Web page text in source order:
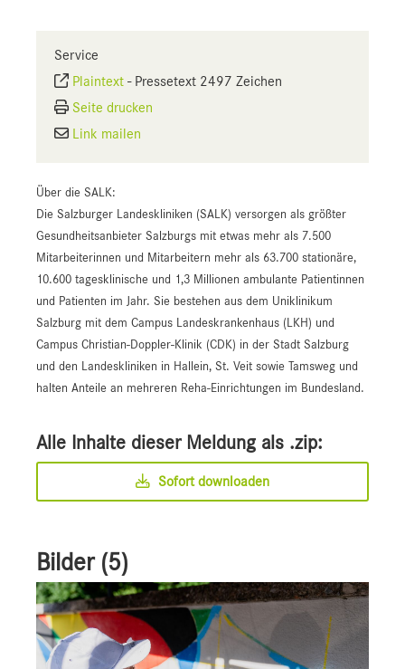
Service
Plaintext - Pressetext 2497 Zeichen
Seite drucken
Link mailen
Über die SALK:
Die Salzburger Landeskliniken (SALK) versorgen als größter
Gesundheitsanbieter Salzburgs mit etwas mehr als 7.500
Mitarbeiterinnen und Mitarbeitern mehr als 63.700 stationäre,
10.600 tagesklinische und 1,3 Millionen ambulante Patientinnen
und Patienten im Jahr. Sie bestehen aus dem Uniklinikum
Salzburg mit dem Campus Landeskrankenhaus (LKH) und
Campus Christian-Doppler-Klinik (CDK) in der Stadt Salzburg
und den Landeskliniken in Hallein, St. Veit sowie Tamsweg und
halten Anteile an mehreren Reha-Einrichtungen im Bundesland.
Alle Inhalte dieser Meldung als .zip:
Sofort downloaden
Bilder (5)